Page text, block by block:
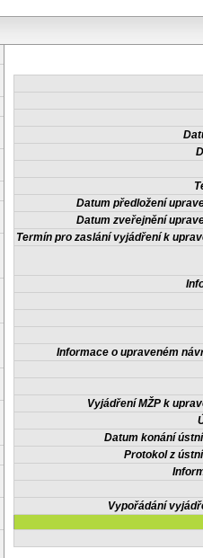
Datum předložení
Datum zveřejnění
Termín pro zaslání vyjádření k
Informace o upraveném
Vyjádření MŽP k
Datum konání
Protokol z
Vypořádání